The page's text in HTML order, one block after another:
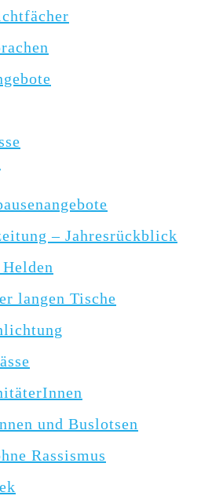
– Jahresrückblick
langen Tische
und Buslotsen
Rassismus